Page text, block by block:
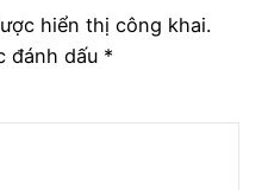
hiển thị công khai.
đánh dấu *